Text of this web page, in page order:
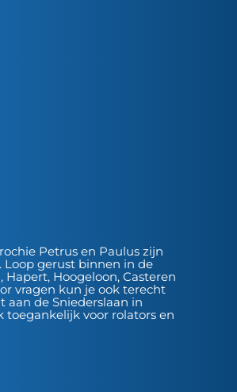
Petrus en Paulus zijn
Loop gerust binnen in de
Hapert, Hoogeloon, Casteren
vragen kun je ook terecht
aan de Sniederslaan in
toegankelijk voor rolators en